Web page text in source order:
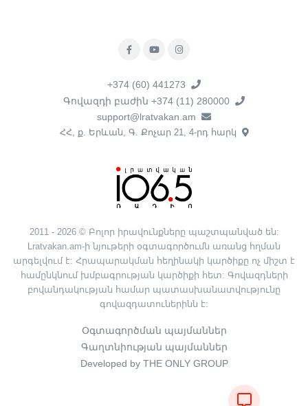
+374 (60) 441273
Գովազդի բաժին +374 (11) 280000
support@lratvakan.am
ՀՀ, ք. Երևան, Գ. Քոչար 21, 4-րդ հարկ
2011 - 2026 © Բոլոր իրավունքները պաշտպանված են:
Lratvakan.am-ի նյութերի օգտագործումն առանց հղման
արգելվում է: Հրապարակման հեղինակի կարծիքը ոչ միշտ է
համընկնում խմբագրության կարծիքի հետ: Գովազդների
բովանդակության համար պատասխանատվությունը
գովազդատուներինն է:
Օգտագործման պայմաններ
Գաղտնիության պայմաններ
Developed by THE ONLY GROUP